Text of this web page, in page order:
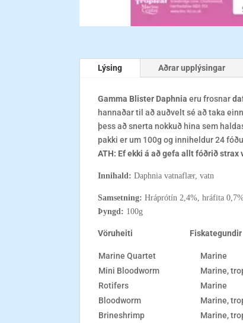
Lýsing Aðrar upplýsingar
Gamma Blister Daphniaeru frosnar
hannaðar til að auðvelt sé að taka
þess að snerta nokkuð hina sem
pakki er um 100g og inniheldur 24
ATH: Ef ekki á að gefa allt fóðrið strax
Innihald:Daphnia vatnaflær, vatn
Samsetning: Hráprótín 2,4%, hráfita
Þyngd: 100g
Vöruheiti Fiskategundir
Marine Quartet
Marine
Mini Bloodworm
Marine,
Rotifers
Marine
Bloodworm
Marine,
Brineshrimp
Marine,